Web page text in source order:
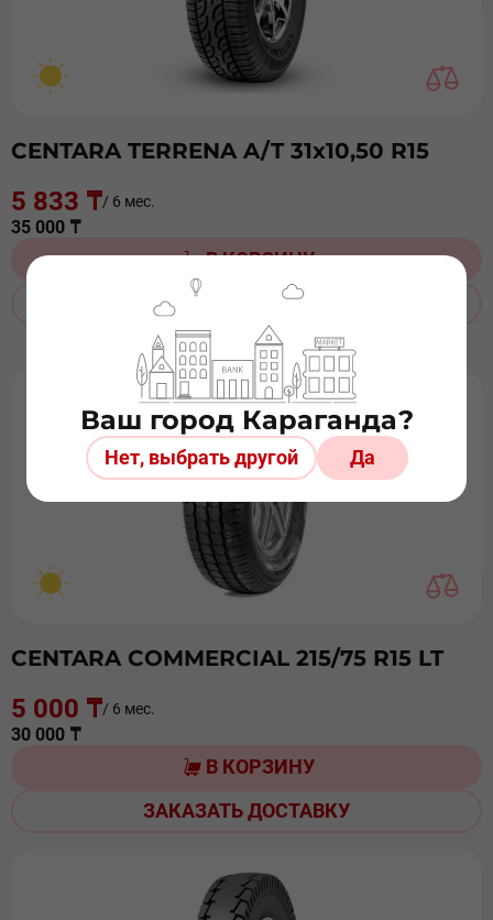
CENTARA TERRENA A/T 31х10,50 R15
5 833 ₸/ 6 мес.
35 000 ₸
В КОРЗИНУ
ЗАКАЗАТЬ ДОСТАВКУ
CENTARA COMMERCIAL 215/75 R15 LT
5 000 ₸/ 6 мес.
30 000 ₸
В КОРЗИНУ
ЗАКАЗАТЬ ДОСТАВКУ
Ваш город Караганда?
Нет, выбрать другой Да